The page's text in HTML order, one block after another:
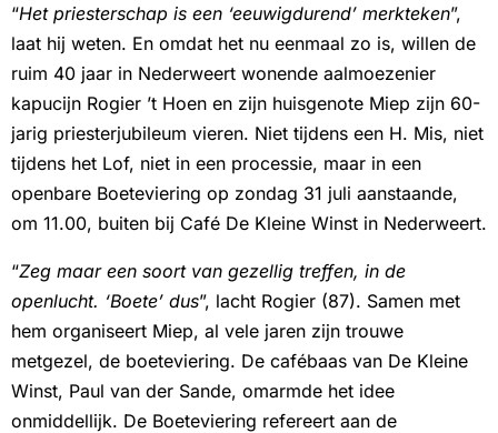
“Het priesterschap is een ‘eeuwigdurend’ merkteken”,
laat hij weten. En omdat het nu eenmaal zo is, willen de
ruim 40 jaar in Nederweert wonende aalmoezenier
kapucijn Rogier ’t Hoen en zijn huisgenote Miep zijn 60-
jarig priesterjubileum vieren. Niet tijdens een H. Mis, niet
tijdens het Lof, niet in een processie, maar in een
openbare Boeteviering op zondag 31 juli aanstaande,
om 11.00, buiten bij Café De Kleine Winst in Nederweert.
“Zeg maar een soort van gezellig treffen, in de
openlucht. ‘Boete’ dus”, lacht Rogier (87). Samen met
hem organiseert Miep, al vele jaren zijn trouwe
metgezel, de boeteviering. De cafébaas van De Kleine
Winst, Paul van der Sande, omarmde het idee
onmiddellijk. De Boeteviering refereert aan de